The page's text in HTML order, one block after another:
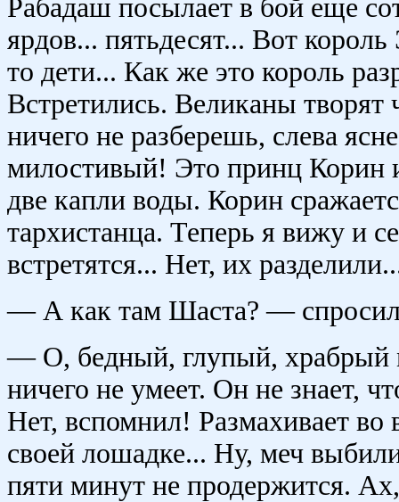
Рабадаш посылает в бой еще
ярдов... пятьдесят... Вот
то дети... Как же это король
Встретились. Великаны творят
ничего не разберешь, слева
милостивый! Это принц Корин
две капли воды. Корин
тархистанца. Теперь я вижу и
встретятся... Нет, их
— А как там Шаста? —
— О, бедный, глупый,
ничего не умеет. Он не знает,
Нет, вспомнил! Размахивает во
своей лошадке... Ну, меч
пяти минут не продержится.